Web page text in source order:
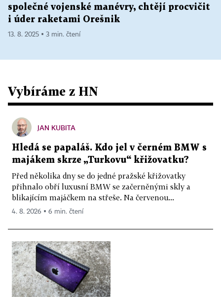
společné vojenské manévry, chtějí procvičit
i úder raketami Orešnik
13. 8. 2025 ▪ 3 min. čtení
Vybíráme z HN
JAN KUBITA
Hledá se papaláš. Kdo jel v černém BMW s
majákem skrze „Turkovu“ křižovatku?
Před několika dny se do jedné pražské křižovatky
přihnalo obří luxusní BMW se začerněnými skly a
blikajícím majáčkem na střeše. Na červenou...
4. 8. 2026 ▪ 6 min. čtení